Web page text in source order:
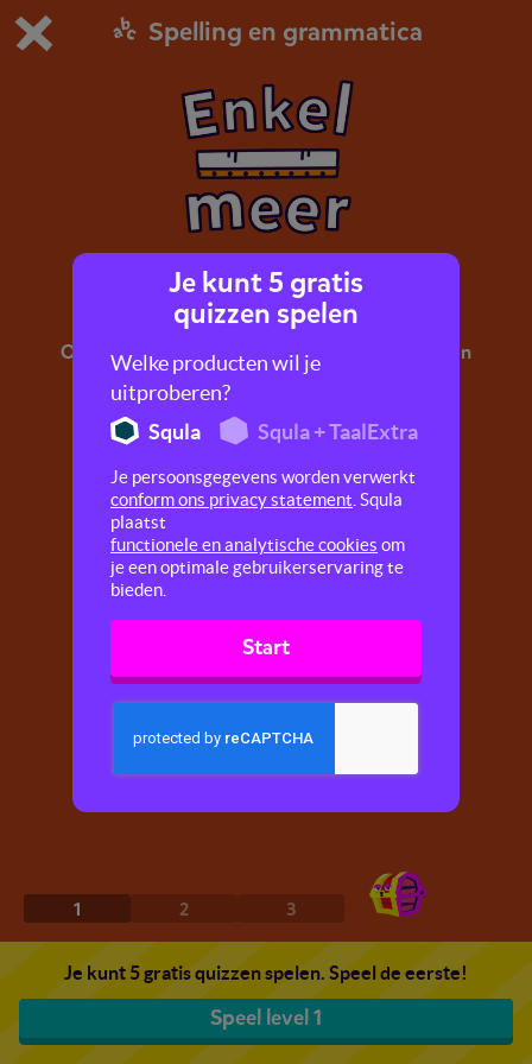
Dit is de gratis demo van Squla.
Bestel nu
0 1
Spelling en grammatica
Enkelvoud, meervoud 2
Oefen hier met meervouden. Denk aan woorden
als: virussen, categorieën, dj's, media.
1 2 3
Je kunt 5 gratis quizzen spelen. Speel de eerste!
Speel level 1
Je kunt 5 gratis
quizzen spelen
Welke producten wil je
uitproberen?
Squla
Squla + TaalExtra
Je persoonsgegevens worden verwerkt
conform ons privacy statement . Squla
plaatst
functionele en analytische cookies om
je een optimale gebruikerservaring te
bieden.
Start